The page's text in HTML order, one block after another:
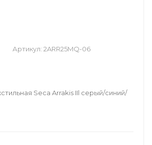
Артикул: 2ARR25MQ-06
Seca Arrakis IIl серый/синий/